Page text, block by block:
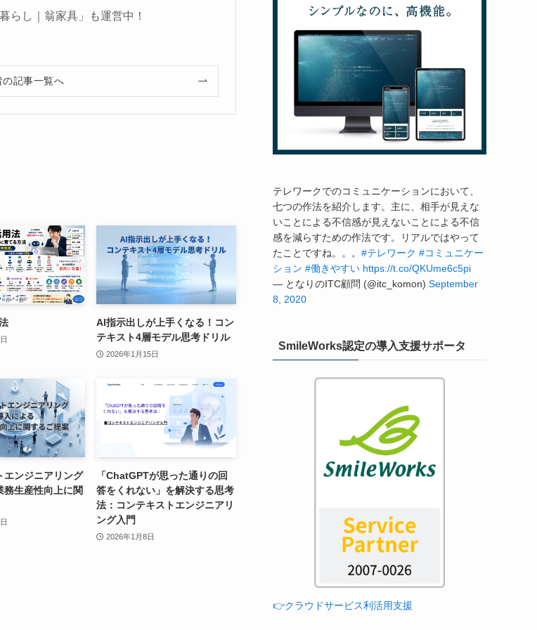
らし｜翁家具」も運営中！
の記事一覧へ
AI指示出しが上手くなる！コン
テキスト4層モデル思考ドリル
2026年1月15日
エンジニアリング
務生産性向上に関
「ChatGPTが思った通りの回
答をくれない」を解決する思考
法：コンテキストエンジニアリ
ング入門
2026年1月8日
テレワークでのコミュニケーションにおいて、
七つの作法を紹介します。主に、相手が見えな
いことによる不信感が見えないことによる不信
感を減らすための作法です。リアルではやって
たことですね。。。 #テレワーク #コミュニケー
ション #働きやすい https://t.co/QKUme6c5pi
— となりのITC顧問 (@itc_komon) September
8, 2020
SmileWorks認定の導入支援サポータ
👉クラウドサービス利活用支援